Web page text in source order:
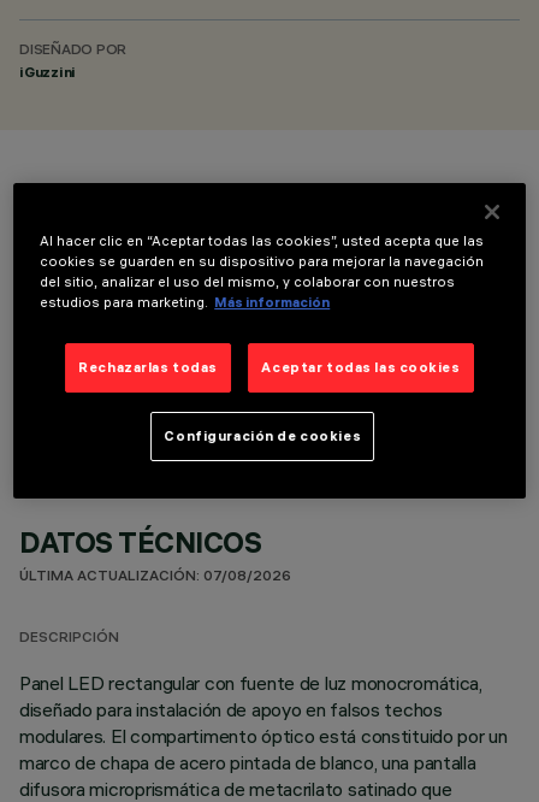
DISEÑADO POR
iGuzzini
COLOR
COMPONENTES OPCIONALES
DATOS TÉCNICOS
ÚLTIMA ACTUALIZACIÓN: 07/08/2026
DESCRIPCIÓN
Panel LED rectangular con fuente de luz monocromática,
diseñado para instalación de apoyo en falsos techos
modulares. El compartimento óptico está constituido por un
marco de chapa de acero pintada de blanco, una pantalla
difusora microprismática de metacrilato satinado que
Al hacer clic en “Aceptar todas las cookies”, usted acepta que las
cookies se guarden en su dispositivo para mejorar la navegación
del sitio, analizar el uso del mismo, y colaborar con nuestros
estudios para marketing.
Más información
Rechazarlas todas Aceptar todas las cookies
Configuración de cookies